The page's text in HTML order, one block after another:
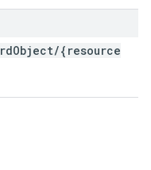
Object/{resource